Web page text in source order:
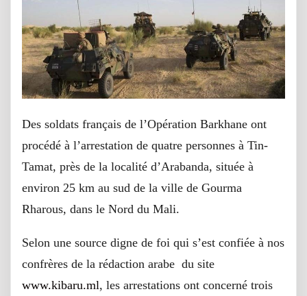
Des soldats français de l’Opération Barkhane ont
procédé à l’arrestation de quatre personnes à Tin-
Tamat, près de la localité d’Arabanda, située à
environ 25 km au sud de la ville de Gourma
Rharous, dans le Nord du Mali.
Selon une source digne de foi qui s’est confiée à nos
confrères de la rédaction arabe du site
www.kibaru.ml, les arrestations ont concerné trois